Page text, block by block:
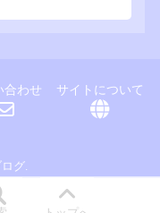
合わせ サイトについて
グ.